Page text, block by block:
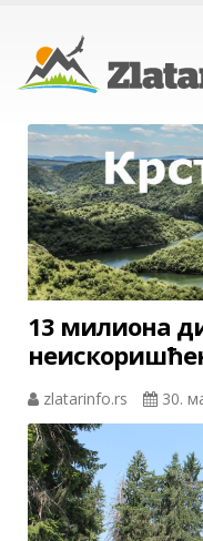
13 милиона
zlatarinfo.rs 30.